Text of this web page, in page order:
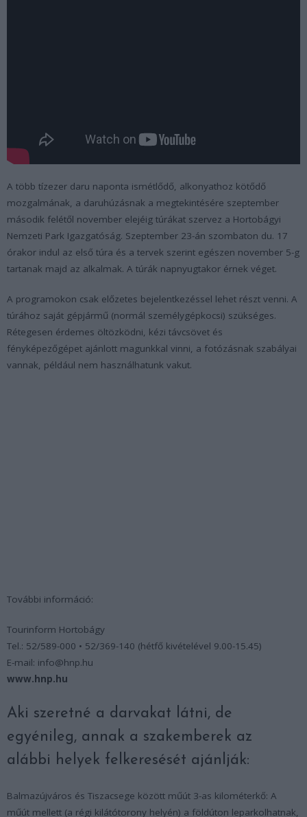
A több tízezer daru naponta ismétlődő, alkonyathoz kötődő
mozgalmának, a daruhúzásnak a megtekintésére szeptember
második felétől november elejéig túrákat szervez a Hortobágyi
Nemzeti Park Igazgatóság. Szeptember 23-án szombaton du. 17
órakor indul az első túra és a tervek szerint egészen november 5-g
tartanak majd az alkalmak. A túrák napnyugtakor érnek véget.
A programokon csak előzetes bejelentkezéssel lehet részt venni. A
túrához saját gépjármű (normál személygépkocsi) szükséges.
Rétegesen érdemes öltözködni, kézi távcsövet és
fényképezőgépet ajánlott magunkkal vinni, a fotózásnak szabályai
vannak, például nem használhatunk vakut.
További információ:
Tourinform Hortobágy
Tel.: 52/589-000 • 52/369-140 (hétfő kivételével 9.00-15.45)
E-mail: info@hnp.hu
www.hnp.hu
Aki szeretné a darvakat látni, de
egyénileg, annak a szakemberek az
alábbi helyek felkeresését ajánlják:
Balmazújváros és Tiszacsege között műút 3-as kilométerkő: A
műút mellett (a régi kilátótorony helyén) a földúton leparkolhatnak,